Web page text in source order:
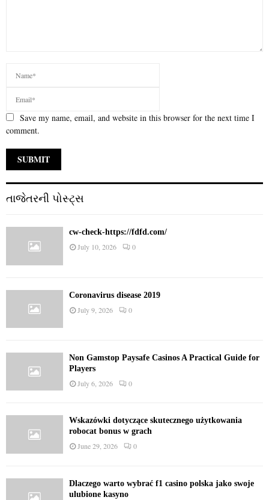
Save my name, email, and website in this browser for the next time I
comment.
તાજેતરની પોસ્ટ્સ
cw-check-https://fdfd.com/
July 10, 2026 0
Coronavirus disease 2019
July 9, 2026 0
Non Gamstop Paysafe Casinos A Practical Guide for
Players
July 6, 2026 0
Wskazówki dotyczące skutecznego użytkowania
robocat bonus w grach
June 29, 2026 0
Dlaczego warto wybrać f1 casino polska jako swoje
ulubione kasyno